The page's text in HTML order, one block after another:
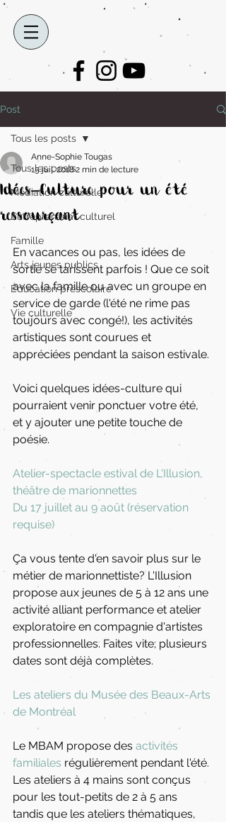
Post
Tous les posts
Médiation culturelle
Entreprenariat culturel
Famille
Arts jeunes publics
Éducation préscolaire
Vie culturelle
Tous les posts
Idées-Culture pour un été
ressourçant
Anne-Sophie Tougas
15 juil. 20182 min de lecture
En vacances ou pas, les idées de
sortie se tarissent parfois ! Que ce soit
avec la famille ou avec un groupe en
service de garde (l'été ne rime pas
toujours avec congé!), les activités
artistiques sont courues et
appréciées pendant la saison estivale.
Voici quelques idées-culture qui
pourraient venir ponctuer votre été,
et y ajouter une petite touche de
poésie.
Atelier-spectacle estival de L'Illusion,
théâtre de marionnettes
Du 17 juillet au 9 août (réservation
requise)
Ça vous tente d'en savoir plus sur le
métier de marionnettiste? L'Illusion
propose aux jeunes de 5 à 12 ans une
activité alliant performance et atelier
exploratoire en compagnie d'artistes
professionnelles. Faites vite; plusieurs
dates sont déjà complètes.
Les ateliers du Musée des Beaux-Arts
de Montréal
Le MBAM propose des activités
familiales régulièrement pendant l'été.
Les ateliers à 4 mains sont conçus
pour les tout-petits de 2 à 5 ans
tandis que les ateliers thématiques,